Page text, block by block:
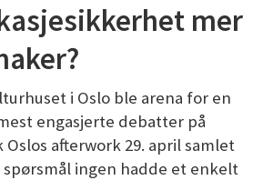
mer
i Oslo ble arena for en
engasjerte debatter på
Oslos afterwork 29. april samlet
ingen hadde et enkelt